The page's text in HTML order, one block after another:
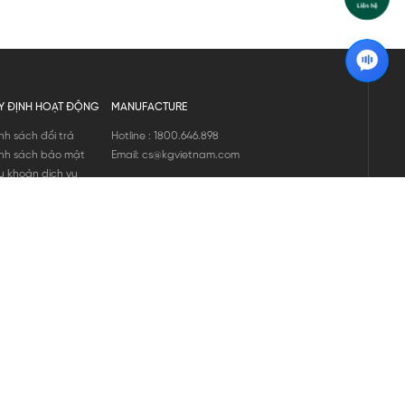
ĐỊNH HOẠT ĐỘNG
sách đổi trả
sách bảo mật
khoản dịch vụ
MANUFACTURE
Hotline : 1800.646.898
Email: cs@kgvietnam.com